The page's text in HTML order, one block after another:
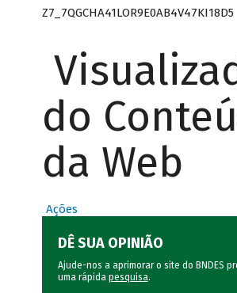
Z7_7QGCHA41LOR9E0AB4V47KI18D5
do
da Web
Ações
DÊ SUA OPINIÃO
Ajude-nos a aprimorar o site do BNDES
uma rápida pesquisa.